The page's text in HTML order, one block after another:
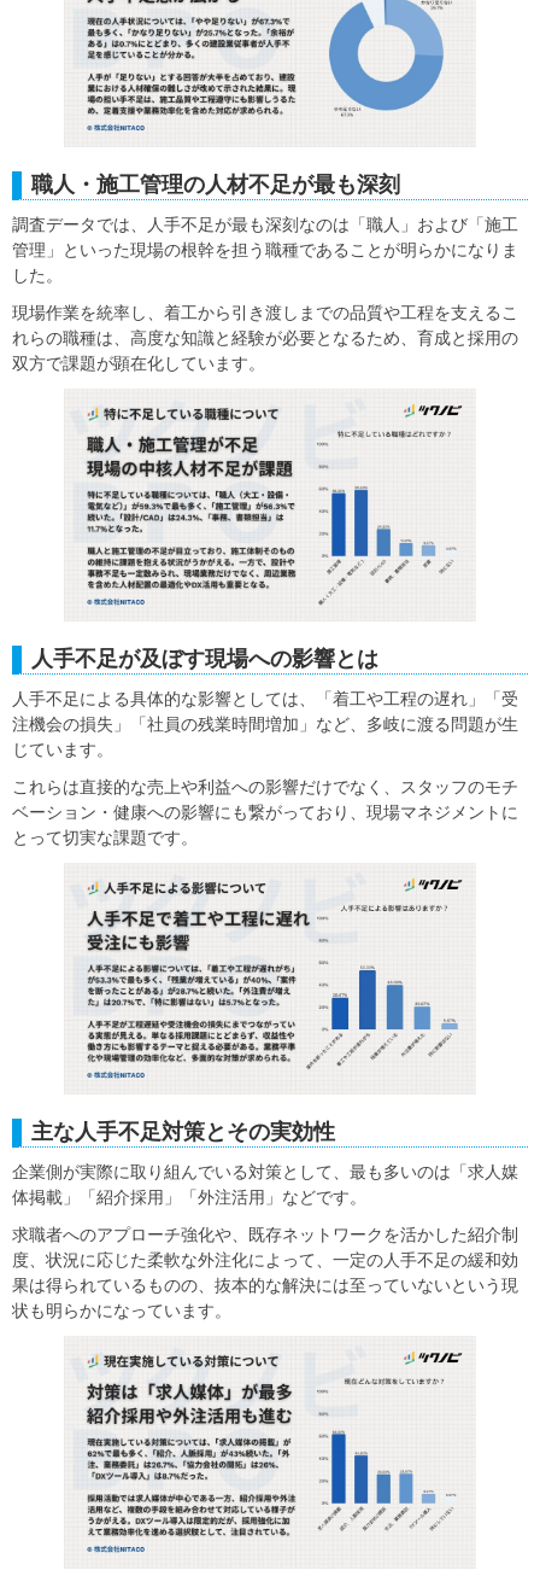
職人・施工管理の人材不足が最も深刻
調査データでは、人手不足が最も深刻なのは「職人」および「施工
管理」といった現場の根幹を担う職種であることが明らかになりま
した。
現場作業を統率し、着工から引き渡しまでの品質や工程を支えるこ
れらの職種は、高度な知識と経験が必要となるため、育成と採用の
双方で課題が顕在化しています。
人手不足が及ぼす現場への影響とは
人手不足による具体的な影響としては、「着工や工程の遅れ」「受
注機会の損失」「社員の残業時間増加」など、多岐に渡る問題が生
じています。
これらは直接的な売上や利益への影響だけでなく、スタッフのモチ
ベーション・健康への影響にも繋がっており、現場マネジメントに
とって切実な課題です。
主な人手不足対策とその実効性
企業側が実際に取り組んでいる対策として、最も多いのは「求人媒
体掲載」「紹介採用」「外注活用」などです。
求職者へのアプローチ強化や、既存ネットワークを活かした紹介制
度、状況に応じた柔軟な外注化によって、一定の人手不足の緩和効
果は得られているものの、抜本的な解決には至っていないという現
状も明らかになっています。